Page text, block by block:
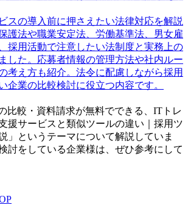
スの導入前に押さえたい法律対応を解説
護法や職業安定法、労働基準法、男女雇
採用活動で注意したい法制度と実務上の
した。応募者情報の管理方法や社内ルー
考え方も紹介。法令に配慮しながら採用
企業の比較検討に役立つ内容です。
比較・資料請求が無料でできる、ITトレ
援サービスと類似ツールの違い｜採用ツ
」というテーマについて解説していま
討をしている企業様は、ぜひ参考にして